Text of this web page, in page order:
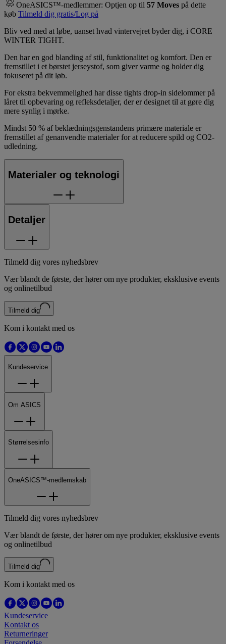
OneASICS™-medlemmer: Optjen op til 57 Moves på dette
køb Tilmeld dig gratis/Log på
Bliv ved med at løbe, uanset hvad vintervejret byder dig, i CORE
WINTER TIGHT.
Den har en god blanding af stil, funktionalitet og komfort. Den er
fremstillet i et børstet jerseystof, som giver varme og holder dig
fokuseret på dit løb.
For ekstra bekvemmelighed har disse tights drop-in sidelommer på
låret til opbevaring og refleksdetaljer, der er designet til at gøre dig
mere synlig i mørke.
Mindst 50 % af beklædningsgenstandens primære materiale er
fremstillet af genanvendte materialer for at reducere spild og CO2-
udledning.
Materialer og teknologi
Detaljer
Tilmeld dig vores nyhedsbrev
Vær blandt de første, der hører om nye produkter, eksklusive events
og onlinetilbud
Tilmeld dig
Kom i kontakt med os
Kundeservice
Om ASICS
Størrelsesinfo
OneASICS™-medlemskab
Tilmeld dig vores nyhedsbrev
Vær blandt de første, der hører om nye produkter, eksklusive events
og onlinetilbud
Tilmeld dig
Kom i kontakt med os
Kundeservice
Kontakt os
Returneringer